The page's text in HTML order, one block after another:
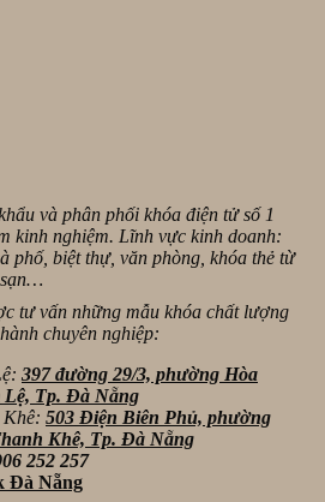
và phân phối khóa điện tử số 1
kinh nghiệm. Lĩnh vực kinh doanh:
phố, biệt thự, văn phòng, khóa thẻ từ
sạn…
tư vấn những mẫu khóa chất lượng
chuyên nghiệp:
397 đường 29/3, phường Hòa
Lệ, Tp. Đà Nẵng
Khê: 503 Điện Biên Phủ, phường
Khê, Tp. Đà Nẵng
252 257
Đà Nẵng